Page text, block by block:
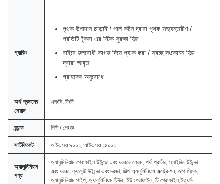
প্যাকিং
পৃথক উপাদান ছাড়াই / পার্ল কটন দ্বারা পৃথক অভ্যন্তরীণ /
প্রতিটি টুকরা এর স্টিক সুরক্ষা ফিল্ম
বাইরে জলরোধী কাগজ দিয়ে প্যাক করা / স্বচ্ছ সংকোচন ফিল্ম
দ্বারা আবৃত
গ্রাহকের অনুরোধে
অর্থ প্রদানের
মেয়াদ
এল/সি, টি/টি
ব্র্যান্ড পিডি / পেংডং
সার্টিফিকেট আইএসও ৯০০১, আইএসও ১৪০০১
অ্যালুমিনিয়াম
পণ্য
অ্যালুমিনিয়াম প্রোফাইল উইন্ডো এবং দরজার ফ্রেম, পর্দা প্রাচীর, স্লাইডিং উইন্ডো
এবং দরজা, ক্যাসেন্ট উইন্ডো এবং দরজা, শিল্প অ্যালুমিনিয়াম এক্সট্রুশন, তাপ সিঙ্ক,
অ্যালুমিনিয়াম পাইপ, অ্যালুমিনিয়াম টিউব, ইউ প্রোফাইল, টি প্রোফাইল,ইত্যাদি.